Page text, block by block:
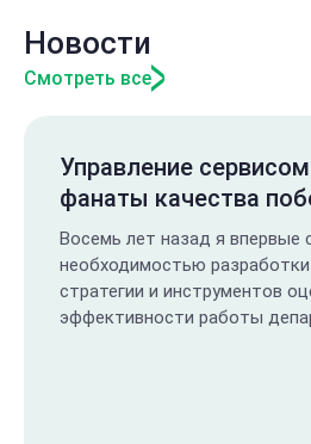
Новости
Смотреть все
Управление
фанаты качества
Восемь лет назад я впервые
необходимостью
стратегии и инструментов
эффективности работы